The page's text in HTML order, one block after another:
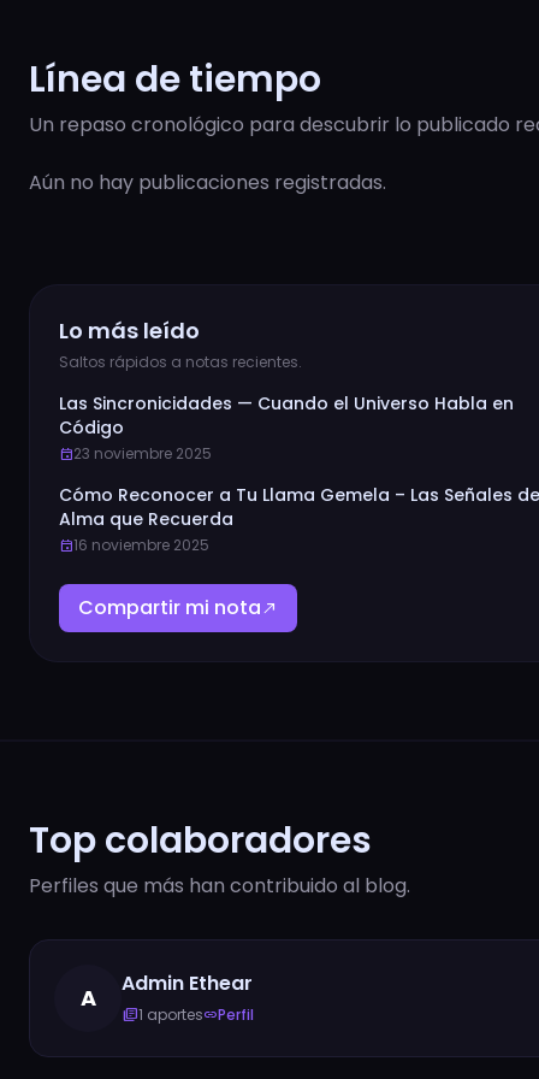
Línea de tiempo
Un repaso cronológico para descubrir lo publicado
Aún no hay publicaciones registradas.
Lo más leído
Saltos rápidos a notas recientes.
Las Sincronicidades — Cuando el Universo Habla en
Código
event23 noviembre 2025
Cómo Reconocer a Tu Llama Gemela – Las Señales
Alma que Recuerda
event16 noviembre 2025
Compartir mi notanorth_east
Top colaboradores
Perfiles que más han contribuido al blog.
A Admin Ethear
library_books1 aporteslinkPerfil